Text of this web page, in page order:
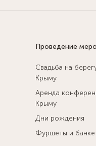
Проведение
Свадьба на
Крыму
Аренда
Крыму
Дни рождения
Фуршеты и